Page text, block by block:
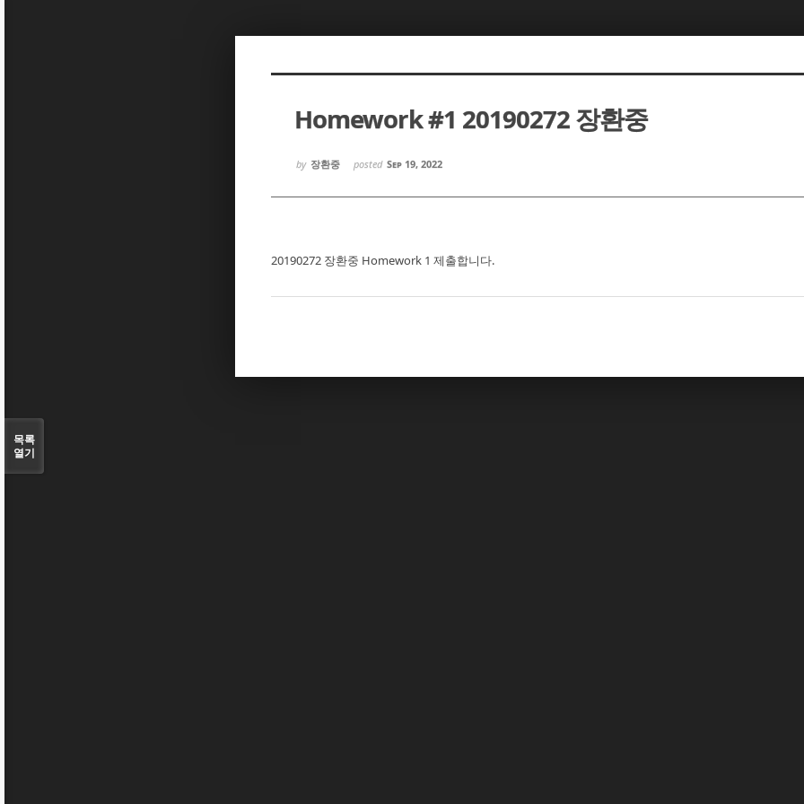
Homework #1 20190272 장환중
by 장환중 posted Sep 19, 2022
20190272 장환중 Homework 1 제출합니다.
목록
열기
Sketchbook5, 스케치북5
Sketchbook5, 스케치북5
Sketchbook5, 스케치북5
Sketchbook5, 스케치북5